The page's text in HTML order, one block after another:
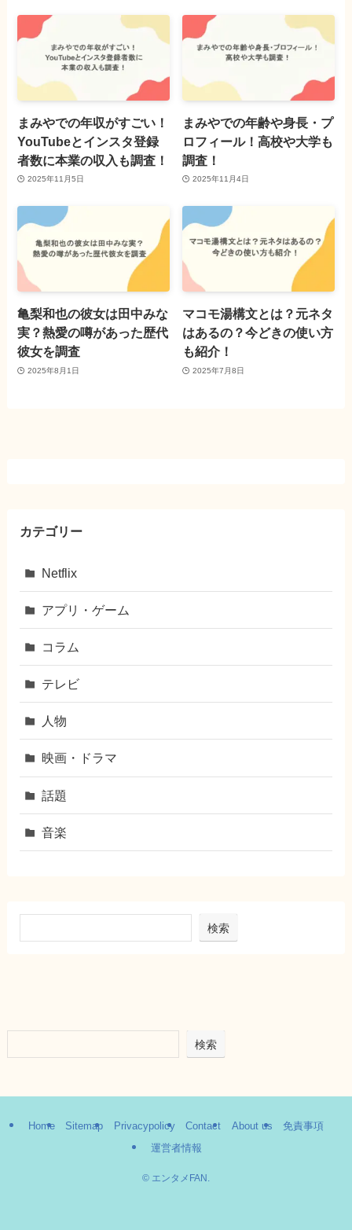
まみやでの年収がすごい！
YouTubeとインスタ登録
者数に本業の収入も調査！
2025年11月5日
まみやでの年齢や身長・プ
ロフィール！高校や大学も
調査！
2025年11月4日
亀梨和也の彼女は田中みな
実？熱愛の噂があった歴代
彼女を調査
2025年8月1日
マコモ湯構文とは？元ネタ
はあるの？今どきの使い方
も紹介！
2025年7月8日
カテゴリー
Netflix
アプリ・ゲーム
コラム
テレビ
人物
映画・ドラマ
話題
音楽
検索
検索
Home Sitemap Privacypolicy Contact About us
免責事項
運営者情報
© エンタメFAN.